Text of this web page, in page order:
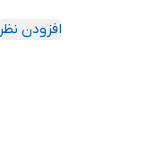
افزودن نظر